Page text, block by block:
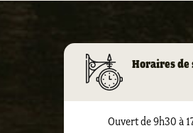
Horaires de
Ouvert de 9h30 à